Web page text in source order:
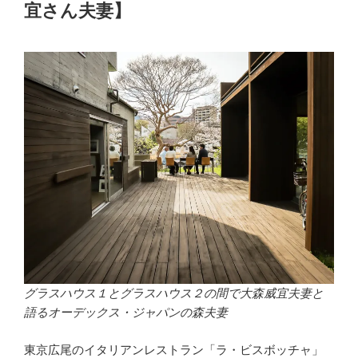
宜さん夫妻】
グラスハウス１とグラスハウス２の間で大森威宜夫妻と
語るオーデックス・ジャパンの森夫妻
東京広尾のイタリアンレストラン「ラ・ビスボッチャ」